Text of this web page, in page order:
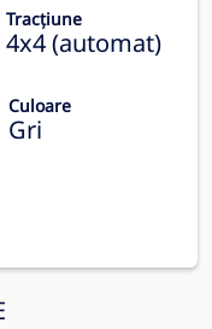
Tracțiune
4x4 (automat)
Culoare
Gri